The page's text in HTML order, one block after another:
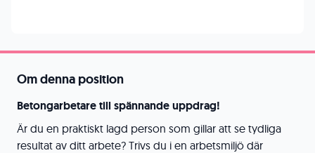
Om denna position
Betongarbetare till spännande uppdrag!
Är du en praktiskt lagd person som gillar att se tydliga
resultat av ditt arbete? Trivs du i en arbetsmiljö där